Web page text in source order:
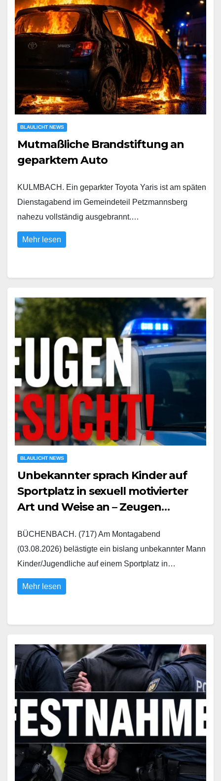
BLAULICHT NEWS
Mutmaßliche Brandstiftung an
geparktem Auto
KULMBACH. Ein geparkter Toyota Yaris ist am späten
Dienstagabend im Gemeindeteil Petzmannsberg
nahezu vollständig ausgebrannt.…
Mehr lesen
BLAULICHT NEWS
Unbekannter sprach Kinder auf
Sportplatz in sexuell motivierter
Art und Weise an – Zeugen
BÜCHENBACH. (717) Am Montagabend
(03.08.2026) belästigte ein bislang unbekannter Mann
Kinder/Jugendliche auf einem Sportplatz in…
Mehr lesen